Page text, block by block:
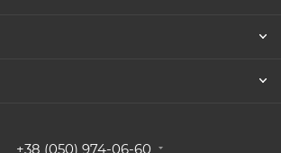
+38 (050) 974-06-60